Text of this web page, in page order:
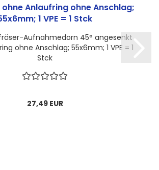
Aufnahmedorn 45° angesenkt
ohne Anschlag; 55x6mm; 1 VPE = 1
Stck
27,49 EUR